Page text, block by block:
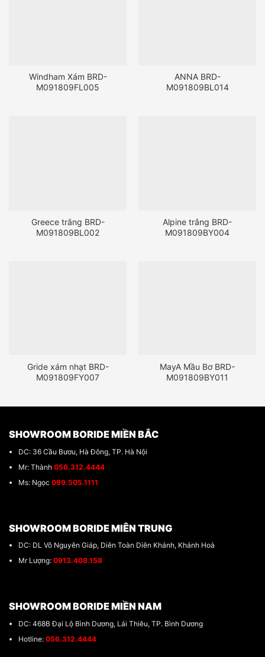
Windham Xám BRD-
M091809FL005
ANNA BRD-
M091809BL014
Greece trắng BRD-
M091809BL002
Alpine trắng BRD-
M091809BY004
Gride xám nhạt BRD-
M091809FY007
MayA Mầu Bơ BRD-
M091809BY011
SHOWROOM BORIDE MIỀN BẮC
DC: 36 Cầu Bươu, Hà Đông, TP. Hà Nội
Mr: Thành 056.312.4444
Ms: Ngọc 099.505.1111
SHOWROOM BORIDE MIÊN TRUNG
DC: DL Võ Nguyên Giáp, Diên Toàn Diên Khánh, Khánh Hoà
Mr Lượng: 0913.408.158
SHOWROOM BORIDE MIỀN NAM
DC: 468B Đại Lộ Bình Dương, Lái Thiêu, TP. Bình Dương
Hotline: 056.312.4444